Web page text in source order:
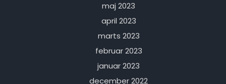
maj 2023
april 2023
marts 2023
februar 2023
januar 2023
december 2022